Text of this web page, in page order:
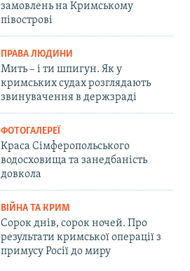
замовлень на Кримському
півострові
ПРАВА ЛЮДИНИ
Мить – і ти шпигун. Як у
кримських судах розглядають
звинувачення в держзраді
ФОТОГАЛЕРЕЇ
Краса Сімферопольського
водосховища та занедбаність
довкола
ВІЙНА ТА КРИМ
Сорок днів, сорок ночей. Про
результати кримської операції з
примусу Росії до миру